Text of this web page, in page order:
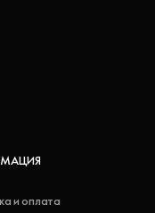
и оплата